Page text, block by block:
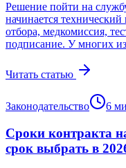
Решение пойти на
начинается
отбора, медкомиссия,
подписание. У многих
Читать статью
Законодательство 6
Сроки контракта
срок выбрать в